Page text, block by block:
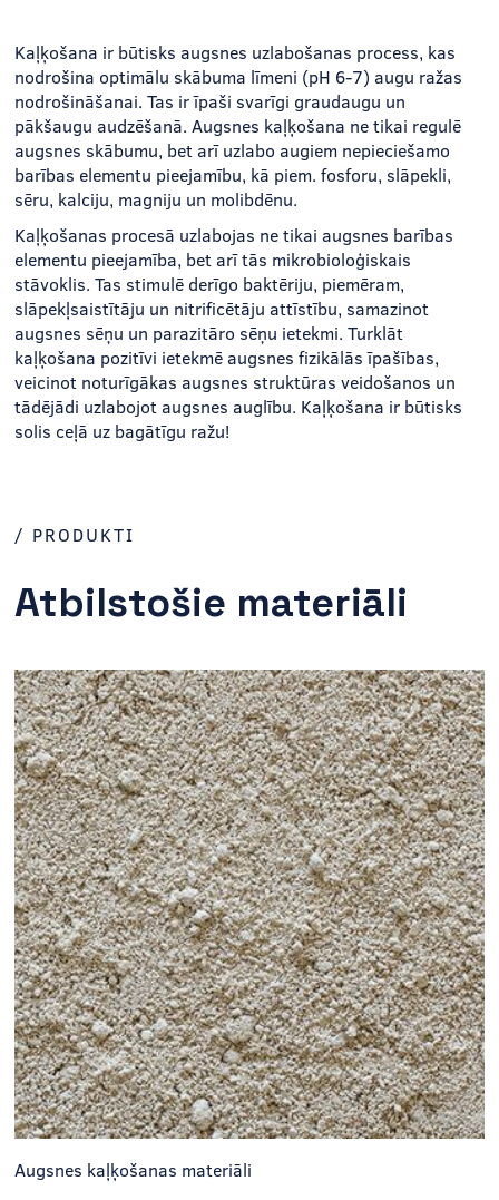
Kaļķošana ir būtisks augsnes uzlabošanas process, kas
nodrošina optimālu skābuma līmeni (pH 6-7) augu ražas
nodrošināšanai. Tas ir īpaši svarīgi graudaugu un
pākšaugu audzēšanā. Augsnes kaļķošana ne tikai regulē
augsnes skābumu, bet arī uzlabo augiem nepieciešamo
barības elementu pieejamību, kā piem. fosforu, slāpekli,
sēru, kalciju, magniju un molibdēnu.
Kaļķošanas procesā uzlabojas ne tikai augsnes barības
elementu pieejamība, bet arī tās mikrobioloģiskais
stāvoklis. Tas stimulē derīgo baktēriju, piemēram,
slāpekļsaistītāju un nitrificētāju attīstību, samazinot
augsnes sēņu un parazitāro sēņu ietekmi. Turklāt
kaļķošana pozitīvi ietekmē augsnes fizikālās īpašības,
veicinot noturīgākas augsnes struktūras veidošanos un
tādējādi uzlabojot augsnes auglību. Kaļķošana ir būtisks
solis ceļā uz bagātīgu ražu!
/ PRODUKTI
Atbilstošie materiāli
Augsnes kaļķošanas materiāli